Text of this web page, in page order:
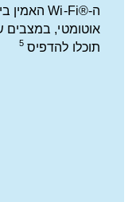
ערובה
מעולים